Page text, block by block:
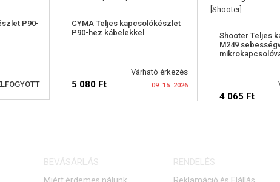
P90-
CYMA Teljes kapcsolókészlet
P90-hez kábelekkel
Várható érkezés
5 080 Ft 09. 15. 2026
Shooter Teljes
M249
4 065 Ft
BEVÁSÁRLÁS RENDELÉS